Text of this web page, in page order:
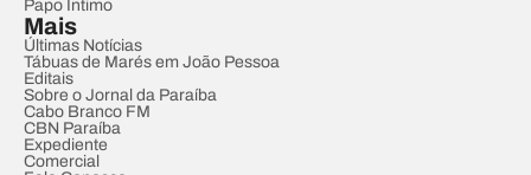
Papo Íntimo
Mais
Últimas Notícias
Tábuas de Marés em João Pessoa
Editais
Sobre o Jornal da Paraíba
Cabo Branco FM
CBN Paraíba
Expediente
Comercial